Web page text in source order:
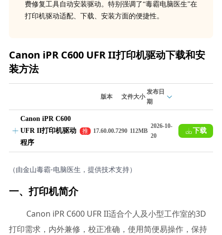
费修复工具自动安装驱动。特别强调了“毒霸电脑医生”在
打印机驱动适配、下载、安装方面的便捷性。
Canon iPR C600 UFR II打印机驱动下载和安
装方法
版本 文件大小
发布日
期
Canon iPR C600
UFR II打印机驱动
程序
推
荐
17.60.00.7290 112MB
2026-10-
20
下载
（由金山毒霸-电脑医生，提供技术支持）
一、打印机简介
Canon iPR C600 UFR II适合个人及小型工作室的3D
打印需求，内外兼修，校正准确，使用简便易操作，保持